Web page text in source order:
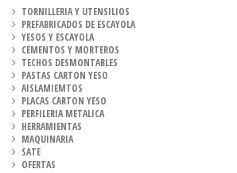
TORNILLERIA Y UTENSILIOS
PREFABRICADOS DE ESCAYOLA
YESOS Y ESCAYOLA
CEMENTOS Y MORTEROS
TECHOS DESMONTABLES
PASTAS CARTON YESO
AISLAMIEMTOS
PLACAS CARTON YESO
PERFILERIA METALICA
HERRAMIENTAS
MAQUINARIA
SATE
OFERTAS